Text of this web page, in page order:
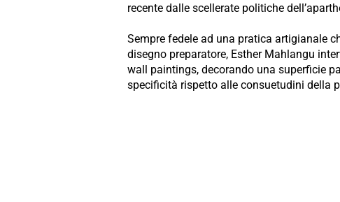
recente dalle scellerate politiche
Sempre fedele ad una pratica artigianale
disegno preparatore, Esther Mahlangu
wall paintings, decorando una superficie
specificità rispetto alle consuetudini della